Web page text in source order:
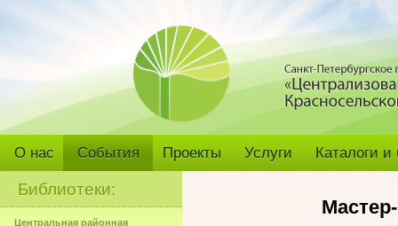
О нас События Проекты Услуги Каталоги
Библиотеки:
Центральная районная